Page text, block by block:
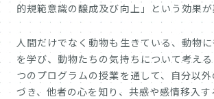
的規範意識の醸成及び向上」という効果が
人間だけでなく動物も生きている、動物
を学び、動物たちの気持ちについて考え
つのプログラムの授業を通して、自分以
づき、他者の心を知り、共感や感情移入